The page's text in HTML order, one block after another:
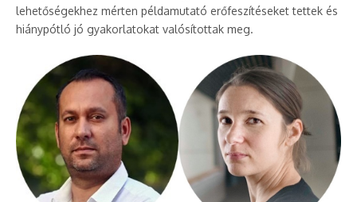
lehetőségekhez mérten példamutató erőfeszítéseket tettek és
hiánypótló jó gyakorlatokat valósítottak meg.